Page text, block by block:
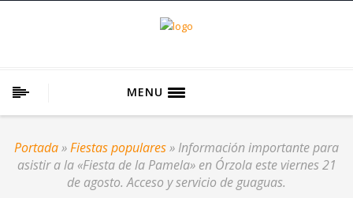
MENU
Portada»Fiestas populares» Información importante para
asistir a la «Fiesta de la Pamela» en Órzola este viernes 21
de agosto. Acceso y servicio de guaguas.